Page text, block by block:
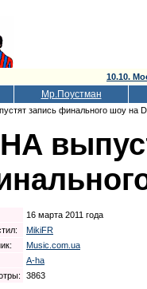
10.10.
Мр.Поустман
запись финального шоу на
16 марта 2011 года
MikiFR
Music.com.ua
A-ha
3863